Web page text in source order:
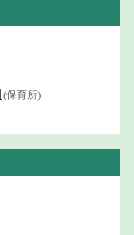
(保育所)